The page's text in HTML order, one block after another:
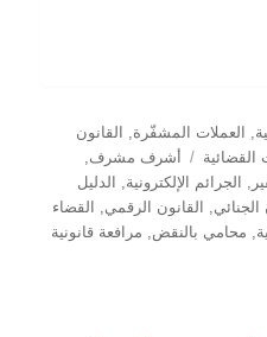
, العملات المشفّرة,
القانون
القضائية الوسوم
أشرف مشرف,
, الجرائم الإلكترونية,
الدليل
الجنائي, القانون الرقمي,
القضاء
, محامي بالنقض, مرافعة قانونية